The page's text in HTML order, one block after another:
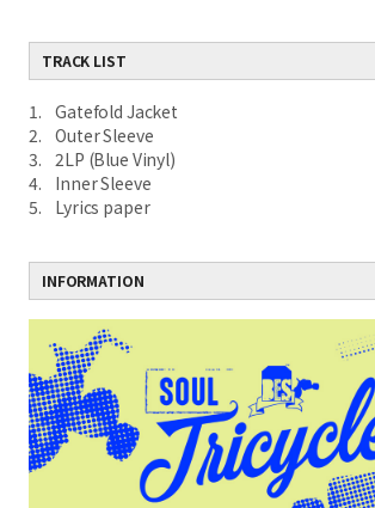
TRACK LIST
1. Gatefold Jacket
2. Outer Sleeve
3. 2LP (Blue Vinyl)
4. Inner Sleeve
5. Lyrics paper
INFORMATION